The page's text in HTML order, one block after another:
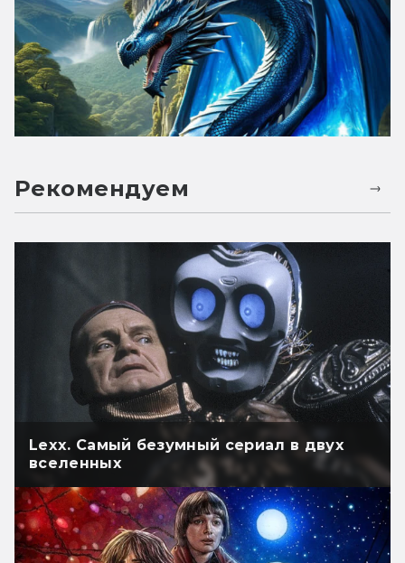
Рекомендуем
Lexx. Самый безумный сериал в двух
вселенных